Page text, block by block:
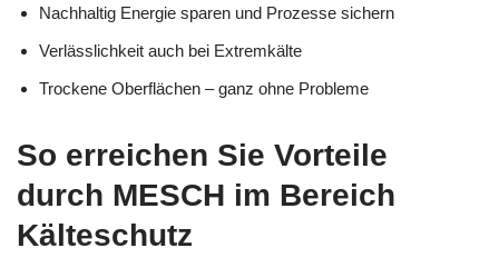
Nachhaltig Energie sparen und Prozesse sichern
Verlässlichkeit auch bei Extremkälte
Trockene Oberflächen – ganz ohne Probleme
So erreichen Sie Vorteile
durch MESCH im Bereich
Kälteschutz